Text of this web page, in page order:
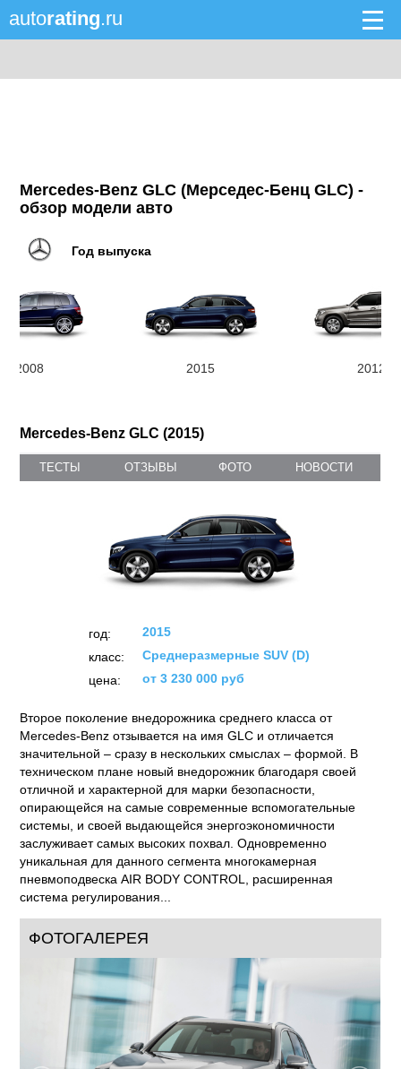
autorating.ru
Mercedes-Benz GLC (Мерседес-Бенц GLC) -
обзор модели авто
Год выпуска
2008 2015 2012
Mercedes-Benz GLC (2015)
ТЕСТЫ ОТЗЫВЫ ФОТО НОВОСТИ
год:
2015
класс:
Среднеразмерные SUV (D)
цена:
от 3 230 000 руб
Второе поколение внедорожника среднего класса от
Mercedes-Benz отзывается на имя GLC и отличается
значительной – сразу в нескольких смыслах – формой. В
техническом плане новый внедорожник благодаря своей
отличной и характерной для марки безопасности,
опирающейся на самые современные вспомогательные
системы, и своей выдающейся энергоэкономичности
заслуживает самых высоких похвал. Одновременно
уникальная для данного сегмента многокамерная
пневмоподвеска AIR BODY CONTROL, расширенная
система регулирования...
ФОТОГАЛЕРЕЯ